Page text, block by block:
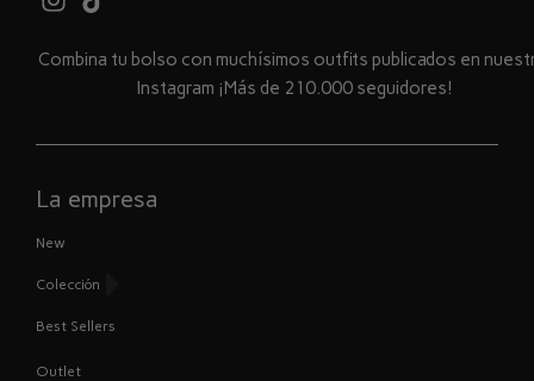
Combina tu bolso con muchísimos outfits publicados en
Instagram ¡Más de 210.000 seguidores!
La empresa
New
Colección
Best Sellers
Outlet